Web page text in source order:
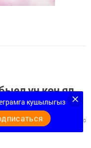
ун көн ял
1095 0
кушылыгыз